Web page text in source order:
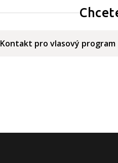
Kontakt pro vlasový program